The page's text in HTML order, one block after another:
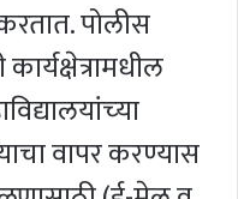
पोलीस
वापर करण्‍यास